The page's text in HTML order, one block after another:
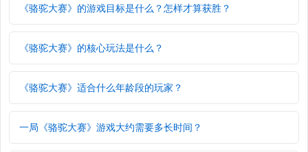
《骆驼大赛》的游戏目标是什么？怎样才算获胜？
《骆驼大赛》的核心玩法是什么？
《骆驼大赛》适合什么年龄段的玩家？
一局《骆驼大赛》游戏大约需要多长时间？